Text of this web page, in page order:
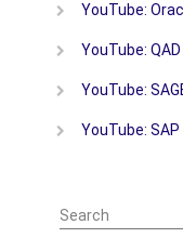
YouTube:
YouTube: QAD
YouTube:
YouTube: SAP …
Search